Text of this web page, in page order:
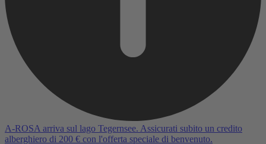
A-ROSA arriva sul lago Tegernsee. Assicurati subito un credito
alberghiero di 200 € con l'offerta speciale di benvenuto.